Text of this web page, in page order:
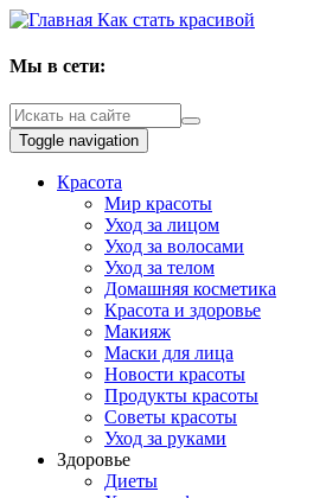
Как стать красивой
Мы в сети:
Toggle navigation
Красота
Мир красоты
Уход за лицом
Уход за волосами
Уход за телом
Домашняя косметика
Красота и здоровье
Макияж
Маски для лица
Новости красоты
Продукты красоты
Советы красоты
Уход за руками
Здоровье
Диеты